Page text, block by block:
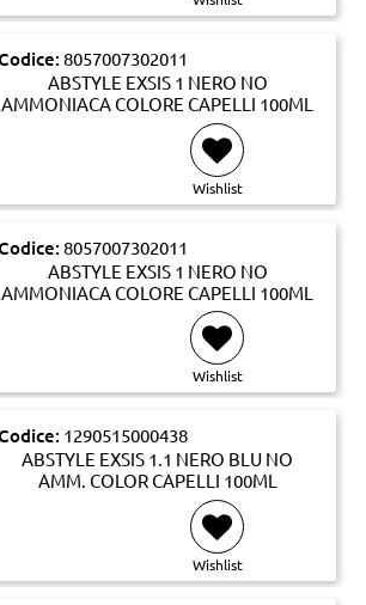
8057007302011
ABSTYLE EXSIS 1 NERO NO
AMMONIACA COLORE CAPELLI 100ML
Wishlist
8057007302011
ABSTYLE EXSIS 1 NERO NO
AMMONIACA COLORE CAPELLI 100ML
Wishlist
1290515000438
ABSTYLE EXSIS 1.1 NERO BLU NO
AMM. COLOR CAPELLI 100ML
Wishlist